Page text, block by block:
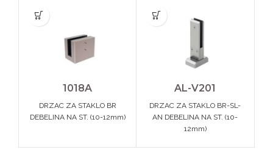
1018A
DRZAC ZA STAKLO BR
DEBELINA NA ST. (10-12mm)
AL-V201
DRZAC ZA STAKLO BR-SL-
AN DEBELINA NA ST. (10-
12mm)